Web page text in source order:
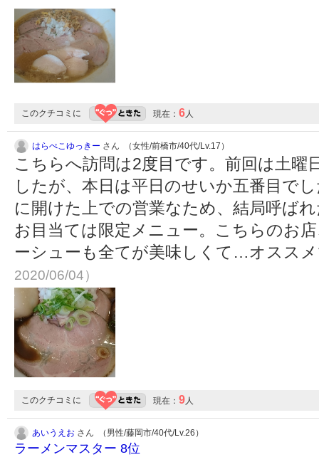
このクチコミに 現在： 6人
はらぺこゆっきー さん （女性/前橋市/40代/Lv.17）
こちらへ訪問は2度目です。前回は土曜
したが、本日は平日のせいか五番目で
に開けた上での営業なため、結局呼ば
お目当ては限定メニュー。こちらのお
ーシューも全てが美味しくて…オスス
2020/06/04）
このクチコミに 現在： 9人
あいうえお さん （男性/藤岡市/40代/Lv.26）
ラーメンマスター 8位